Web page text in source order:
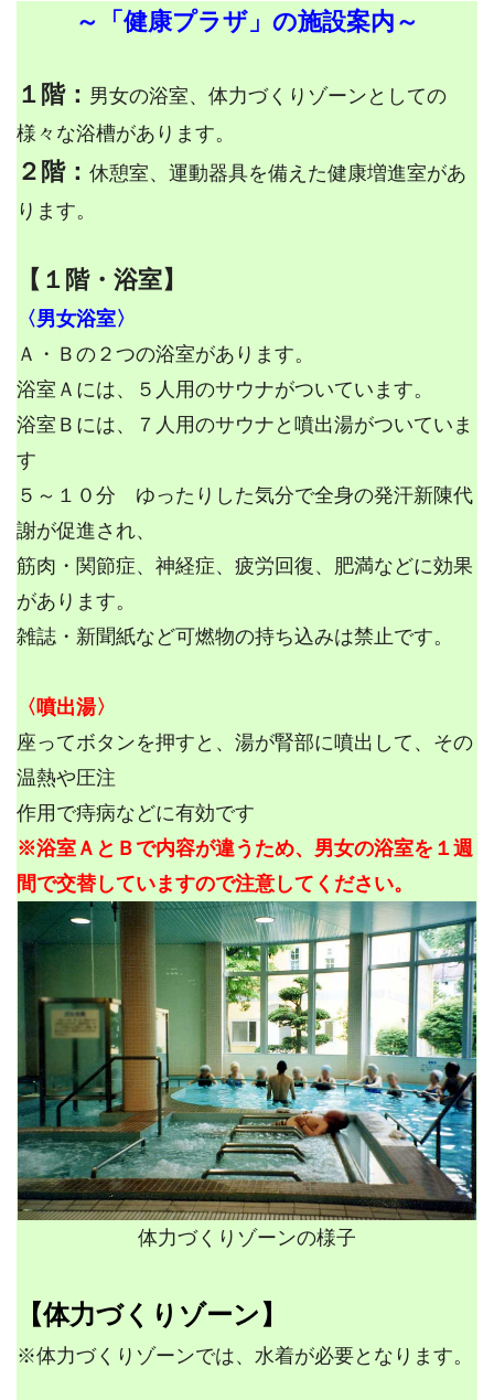
～「健康プラザ」の施設案内～
１階： 男女の浴室、体力づくりゾーンとしての
様々な浴槽があります。
２階： 休憩室、運動器具を備えた健康増進室があ
ります。
【１階・浴室】
〈男女浴室〉
Ａ・Ｂの２つの浴室があります。
浴室Ａには、５人用のサウナがついています。
浴室Ｂには、７人用のサウナと噴出湯がついていま
す
５～１０分 ゆったりした気分で全身の発汗新陳代
謝が促進され、
筋肉・関節症、神経症、疲労回復、肥満などに効果
があります。
雑誌・新聞紙など可燃物の持ち込みは禁止です。
〈噴出湯〉
座ってボタンを押すと、湯が腎部に噴出して、その
温熱や圧注
作用で痔病などに有効です
※浴室ＡとＢで内容が違うため、男女の浴室を１週
間で交替していますので注意してください。
体力づくりゾーンの様子
【体力づくりゾーン】
※体力づくりゾーンでは、水着が必要となります。